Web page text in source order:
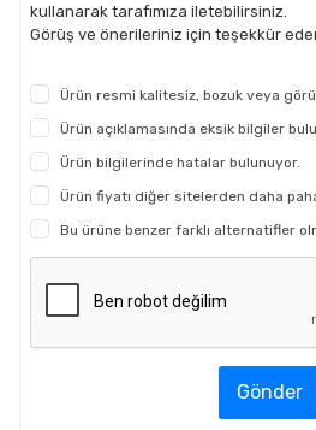
kullanarak tarafımıza iletebilirsiniz.
Görüş ve önerileriniz için teşekkür
Ürün resmi kalitesiz, bozuk veya
Ürün açıklamasında eksik bilgiler
Ürün bilgilerinde hatalar bulunuyor.
Ürün fiyatı diğer sitelerden daha
Bu ürüne benzer farklı alternatifler
Gönder